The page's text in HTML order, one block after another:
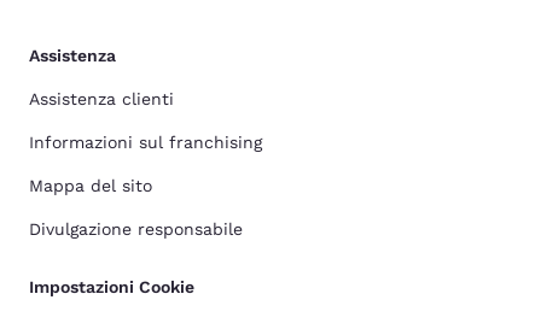
Assistenza
Assistenza clienti
Informazioni sul franchising
Mappa del sito
Divulgazione responsabile
Impostazioni Cookie